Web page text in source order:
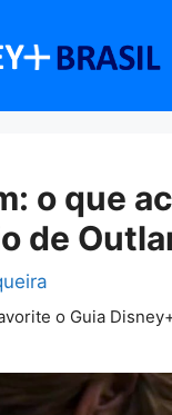
o que
de
o Guia